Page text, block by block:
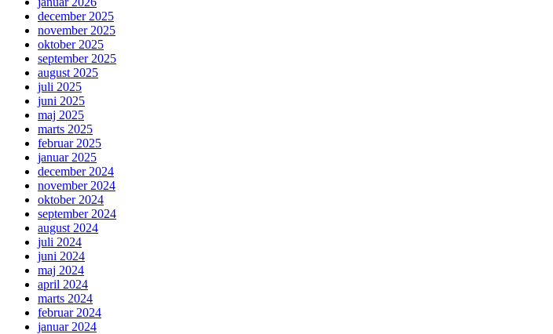
december 2025
november 2025
oktober 2025
september 2025
august 2025
juli 2025
juni 2025
maj 2025
marts 2025
februar 2025
januar 2025
december 2024
november 2024
oktober 2024
september 2024
august 2024
juli 2024
juni 2024
maj 2024
april 2024
marts 2024
februar 2024
januar 2024